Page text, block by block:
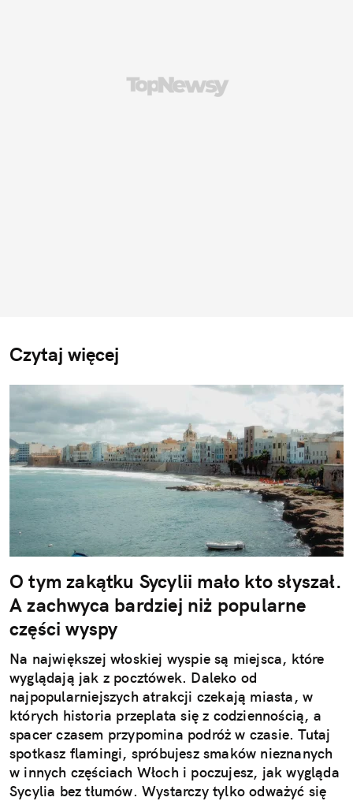
Czytaj więcej
O tym zakątku Sycylii mało kto słyszał.
A zachwyca bardziej niż popularne
części wyspy
Na największej włoskiej wyspie są miejsca, które
wyglądają jak z pocztówek. Daleko od
najpopularniejszych atrakcji czekają miasta, w
których historia przeplata się z codziennością, a
spacer czasem przypomina podróż w czasie. Tutaj
spotkasz flamingi, spróbujesz smaków nieznanych
w innych częściach Włoch i poczujesz, jak wygląda
Sycylia bez tłumów. Wystarczy tylko odważyć się